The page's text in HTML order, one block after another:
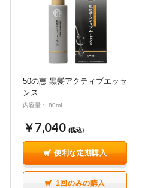
使用用途から探す
注目の商品 を見る
お問い合わせ
会員登録
50の恵 黒髪アクティブエッセ
ンス
内容量： 80mL
￥7,040 (税込)
便利な定期購入
1回のみの購入